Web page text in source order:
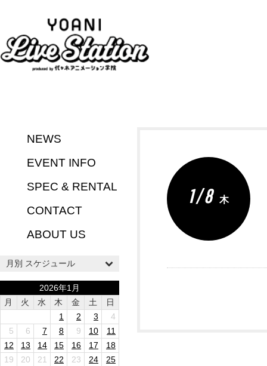
NEWS
EVENT INFO
SPEC & RENTAL
CONTACT
ABOUT US
月別 スケジュール
2026年1月
月
火 水 木 金 土
日
1
2 3
4
5
6 7 8 9 10
11
12
13 14 15 16 17
18
19
20 21 22 23 24
25
1 / 8 木